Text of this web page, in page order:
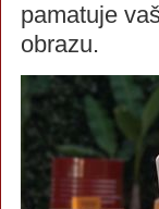
pamatuje
obrazu.